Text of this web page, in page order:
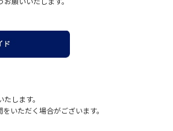
します。
いただく場合がございます。